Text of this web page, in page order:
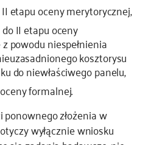
etapu oceny merytorycznej,
II etapu oceny
powodu niespełnienia
kosztorysu
do niewłaściwego panelu,
formalnej.
złożenia w
wyłącznie wniosku